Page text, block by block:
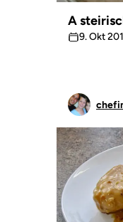
A
9. Okt